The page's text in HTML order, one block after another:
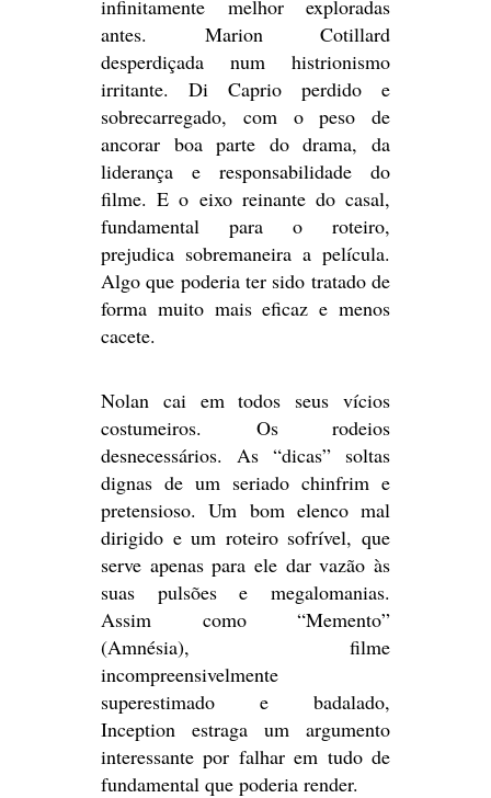
infinitamente melhor exploradas
antes. Marion Cotillard
desperdiçada num histrionismo
irritante. Di Caprio perdido e
sobrecarregado, com o peso de
ancorar boa parte do drama, da
liderança e responsabilidade do
filme. E o eixo reinante do casal,
fundamental para o roteiro,
prejudica sobremaneira a película.
Algo que poderia ter sido tratado de
forma muito mais eficaz e menos
cacete.
Nolan cai em todos seus vícios
costumeiros. Os rodeios
desnecessários. As “dicas” soltas
dignas de um seriado chinfrim e
pretensioso. Um bom elenco mal
dirigido e um roteiro sofrível, que
serve apenas para ele dar vazão às
suas pulsões e megalomanias.
Assim como “Memento”
(Amnésia), filme
incompreensivelmente
superestimado e badalado,
Inception estraga um argumento
interessante por falhar em tudo de
fundamental que poderia render.